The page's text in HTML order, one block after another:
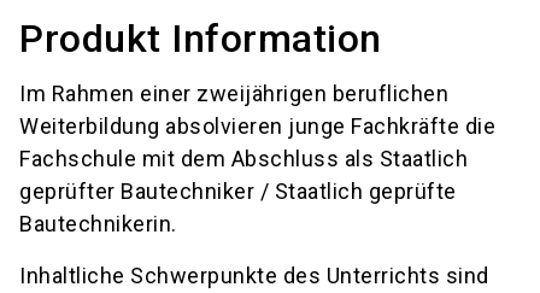
Produkt Information
Im Rahmen einer zweijährigen beruflichen
Weiterbildung absolvieren junge Fachkräfte die
Fachschule mit dem Abschluss als Staatlich
geprüfter Bautechniker / Staatlich geprüfte
Bautechnikerin.
Inhaltliche Schwerpunkte des Unterrichts sind